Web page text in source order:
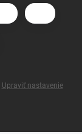
Upraviť nastavenie